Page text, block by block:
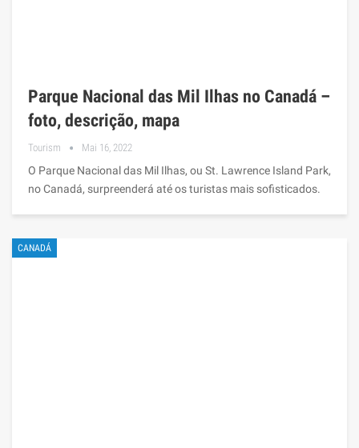
Parque Nacional das Mil Ilhas no Canadá –
foto, descrição, mapa
Tourism Mai 16, 2022
O Parque Nacional das Mil Ilhas, ou St. Lawrence Island Park,
no Canadá, surpreenderá até os turistas mais sofisticados.
CANADÁ